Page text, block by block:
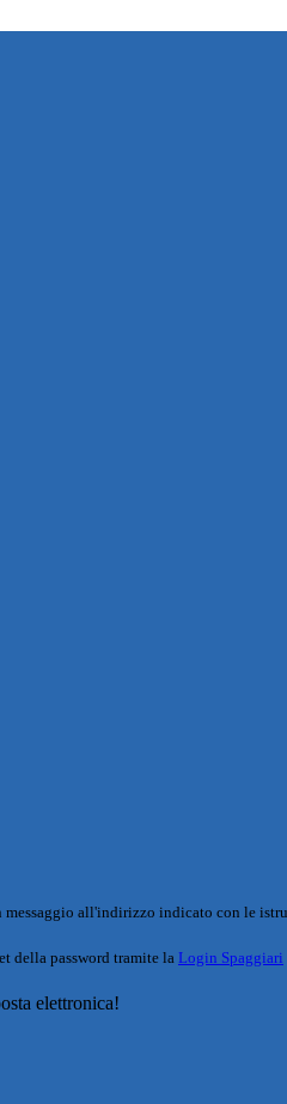
messaggio all'indirizzo indicato con le
della password tramite la Login Spaggiari
elettronica!